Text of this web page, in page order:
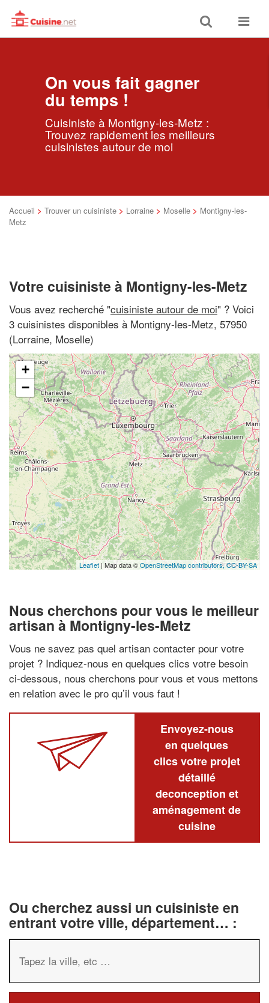
Toggle
search
Toggle
On vous fait gagner
du temps !
Cuisiniste à Montigny-les-Metz :
Trouvez rapidement les meilleurs
cuisinistes autour de moi
Accueil > Trouver un cuisiniste > Lorraine > Moselle > Montigny-les-
Metz
Votre cuisiniste à Montigny-les-Metz
Vous avez recherché "cuisiniste autour de moi" ? Voici
3 cuisinistes disponibles à Montigny-les-Metz, 57950
(Lorraine, Moselle)
+
−
Leaflet | Map data ©OpenStreetMap contributors,CC-BY-SA
Nous cherchons pour vous le meilleur
artisan à Montigny-les-Metz
Vous ne savez pas quel artisan contacter pour votre
projet ? Indiquez-nous en quelques clics votre besoin
ci-dessous, nous cherchons pour vous et vous mettons
en relation avec le pro qu’il vous faut !
Envoyez-nous
en quelques
clics votre projet
détaillé
deconception et
aménagement de
cuisine
Ou cherchez aussi un cuisiniste en
entrant votre ville, département… :